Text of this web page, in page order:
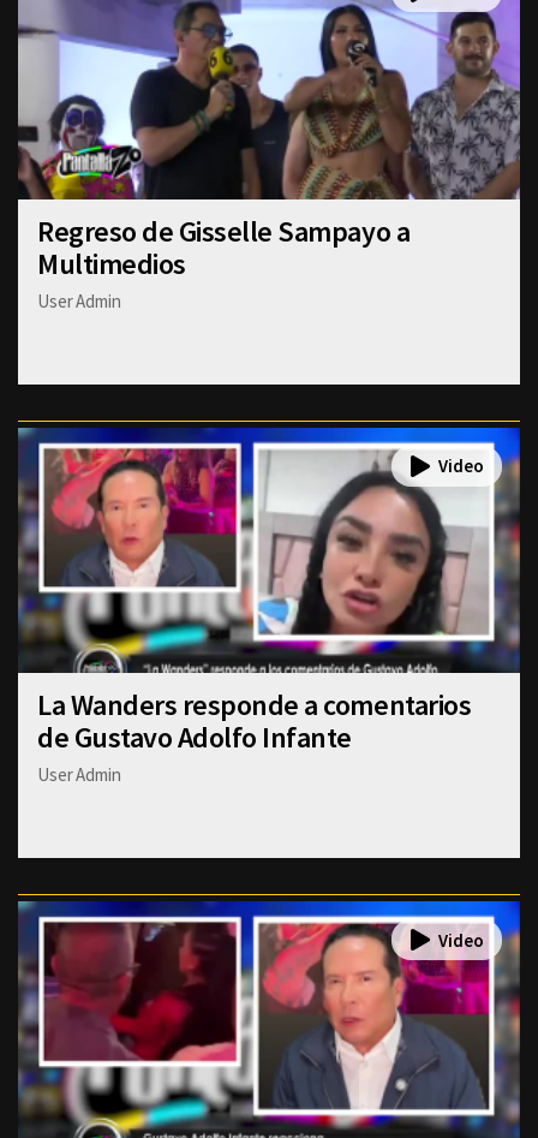
Regreso de Gisselle Sampayo a
Multimedios
User Admin
La Wanders responde a comentarios
de Gustavo Adolfo Infante
User Admin